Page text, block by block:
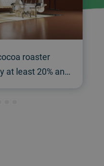
roaster
at least 20% and